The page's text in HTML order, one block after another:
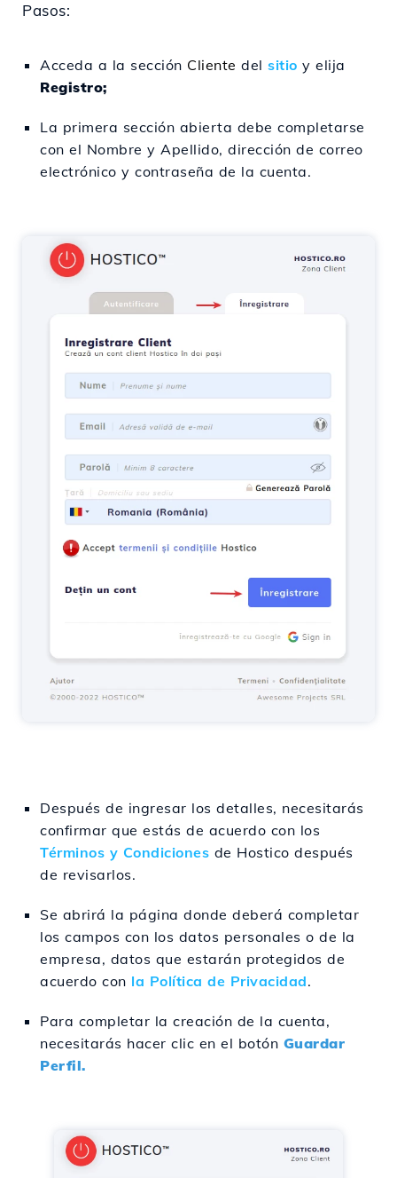
Pasos:
Acceda a la sección Cliente del sitio y elija
Registro;
La primera sección abierta debe completarse
con el Nombre y Apellido, dirección de correo
electrónico y contraseña de la cuenta.
Después de ingresar los detalles, necesitarás
confirmar que estás de acuerdo con los
Términos y Condiciones de Hostico después
de revisarlos.
Se abrirá la página donde deberá completar
los campos con los datos personales o de la
empresa, datos que estarán protegidos de
acuerdo con la Política de Privacidad.
Para completar la creación de la cuenta,
necesitarás hacer clic en el botón Guardar
Perfil.